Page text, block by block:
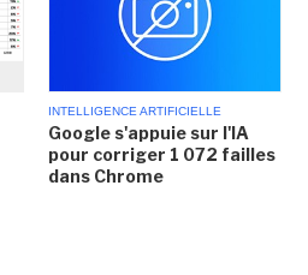
INTELLIGENCE ARTIFICIELLE
Google s'appuie sur l'IA
pour corriger 1 072 failles
dans Chrome